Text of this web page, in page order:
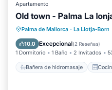
Apartamento
Old town - Palma La
Palma de Mallorca · La Llotja-Born
10.0 Excepcional(2 Reseñas)
1 Dormitorio 1 Baño 2 Invitados
Bañera de hidromasaje
Bañera de hidromasaje
Aire acondicionado